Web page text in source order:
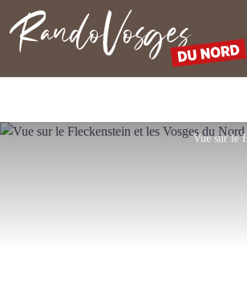
Rando Vosges du Nord